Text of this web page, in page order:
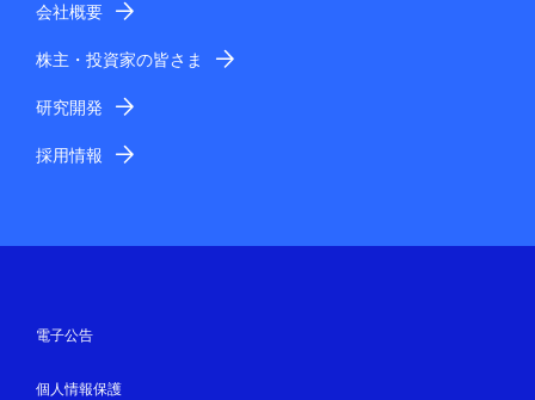
会社概要
株主・投資家の皆さま
研究開発
採用情報
電子公告
個人情報保護